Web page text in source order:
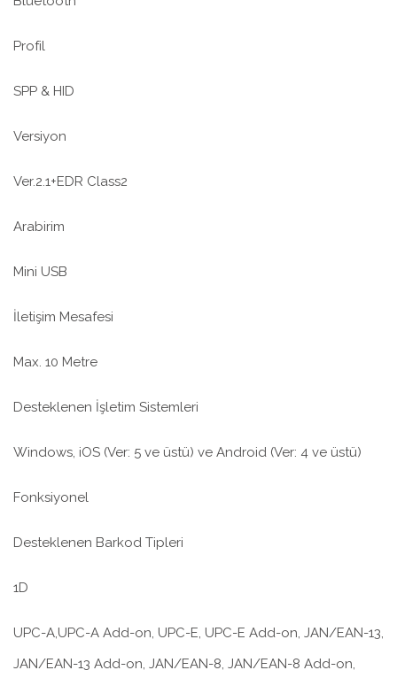
Profil
SPP & HID
Versiyon
Ver.2.1+EDR Class2
Arabirim
Mini USB
İletişim Mesafesi
Max. 10 Metre
Desteklenen İşletim Sistemleri
Windows, iOS (Ver: 5 ve üstü) ve Android (Ver: 4 ve üstü)
Fonksiyonel
Desteklenen Barkod Tipleri
1D
UPC-A,UPC-A Add-on, UPC-E, UPC-E Add-on, JAN/EAN-13,
JAN/EAN-13 Add-on, JAN/EAN-8, JAN/EAN-8 Add-on,